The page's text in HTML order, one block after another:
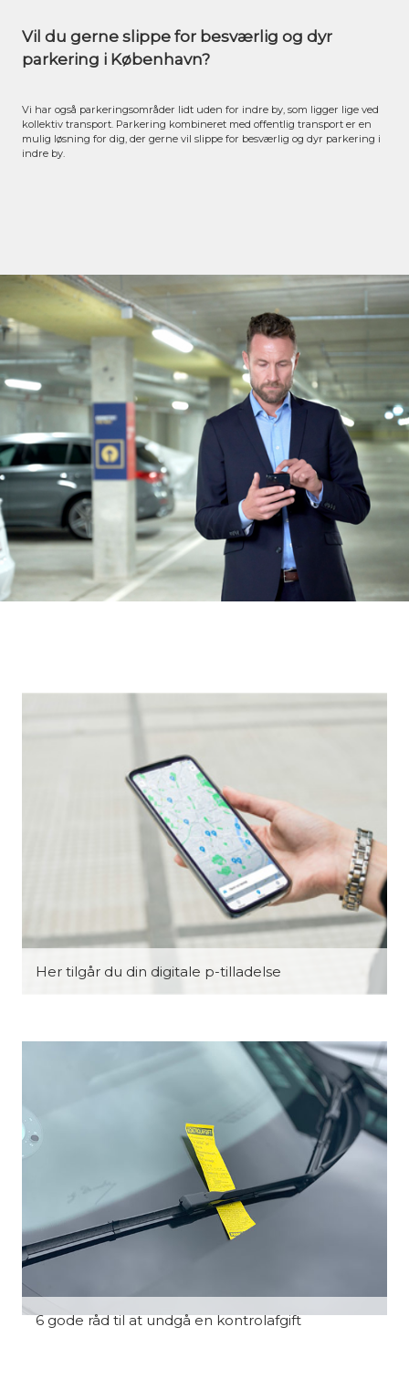
Vil du gerne slippe for besværlig og dyr
parkering i København?
Vi har også parkeringsområder lidt uden for indre by, som ligger lige ved
kollektiv transport. Parkering kombineret med offentlig transport er en
mulig løsning for dig, der gerne vil slippe for besværlig og dyr parkering i
indre by.
Her tilgår du din digitale p-tilladelse
6 gode råd til at undgå en kontrolafgift